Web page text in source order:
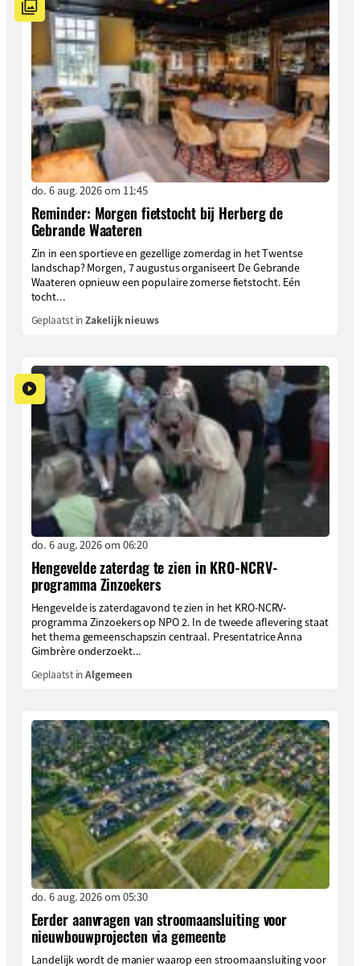
do. 6 aug. 2026 om 11:45
Reminder: Morgen fietstocht bij Herberg de
Gebrande Waateren
Zin in een sportieve en gezellige zomerdag in het Twentse
landschap? Morgen, 7 augustus organiseert De Gebrande
Waateren opnieuw een populaire zomerse fietstocht. Eén
tocht...
Geplaatst inZakelijk nieuws
do. 6 aug. 2026 om 06:20
Hengevelde zaterdag te zien in KRO-NCRV-
programma Zinzoekers
Hengevelde is zaterdagavond te zien in het KRO-NCRV-
programma Zinzoekers op NPO 2. In de tweede aflevering staat
het thema gemeenschapszin centraal. Presentatrice Anna
Gimbrère onderzoekt...
Geplaatst inAlgemeen
do. 6 aug. 2026 om 05:30
Eerder aanvragen van stroomaansluiting voor
nieuwbouwprojecten via gemeente
Landelijk wordt de manier waarop een stroomaansluiting voor